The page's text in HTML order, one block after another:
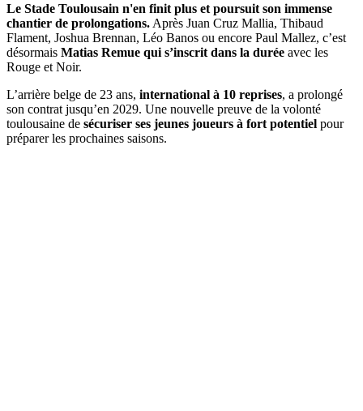
Le Stade Toulousain n'en finit plus et poursuit son immense
chantier de prolongations. Après Juan Cruz Mallia, Thibaud
Flament, Joshua Brennan, Léo Banos ou encore Paul Mallez, c’est
désormais Matias Remue qui s’inscrit dans la durée avec les
Rouge et Noir.
L’arrière belge de 23 ans, international à 10 reprises, a prolongé
son contrat jusqu’en 2029. Une nouvelle preuve de la volonté
toulousaine de sécuriser ses jeunes joueurs à fort potentiel pour
préparer les prochaines saisons.